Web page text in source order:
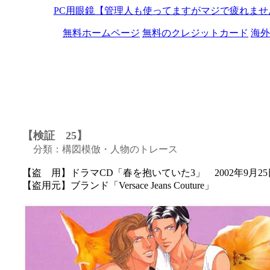
【検証 25】
分類：構図模倣・人物のトレース
【盗 用】ドラマCD「春を抱いていた3」 2002年9月25
【盗用元】ブランド「Versace Jeans Couture」
PC用眼鏡【管理人も使ってますがマジで疲れませ
無料ホームページ 無料のクレジットカード 海